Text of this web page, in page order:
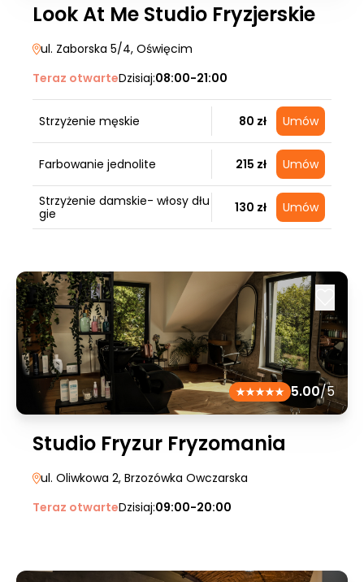
Look At Me Studio Fryzjerskie
ul. Zaborska 5/4, Oświęcim
Teraz otwarteDzisiaj:08:00-21:00
Strzyżenie męskie 80 zł Umów
Farbowanie jednolite 215 zł Umów
Strzyżenie damskie- włosy dłu
gie
130 zł Umów
5.00/5
Studio Fryzur Fryzomania
ul. Oliwkowa 2, Brzozówka Owczarska
Teraz otwarteDzisiaj:09:00-20:00